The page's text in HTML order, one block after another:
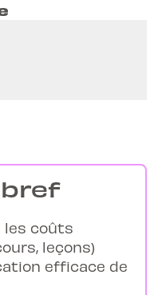
les coûts
leçons)
efficace de